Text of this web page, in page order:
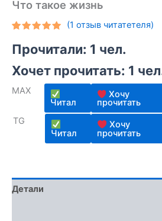
Что такое жизнь
5.00из 5
на основе
пользователя
(1 отзыв читатетеля)
Прочитали: 1 чел.
Хочет прочитать: 1
MAX
Читал
Хочу
прочитать
TG
Читал
Хочу
прочитать
Детали